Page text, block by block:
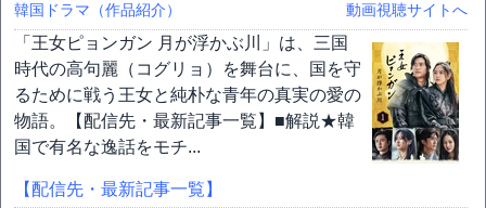
韓国ドラマ（作品紹介） 動画視聴サイトへ
「王女ピョンガン 月が浮かぶ川」は、三国
時代の高句麗（コグリョ）を舞台に、国を守
るために戦う王女と純朴な青年の真実の愛の
物語。【配信先・最新記事一覧】■解説★韓
国で有名な逸話をモチ...
【配信先・最新記事一覧】